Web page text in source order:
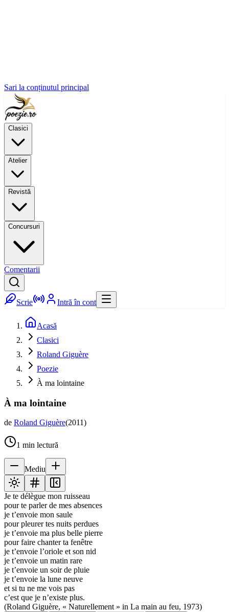
Sari la conținutul principal
Clasici
Atelier
Revistă
Concursuri
Comentarii
Scrie Intră în cont
Acasă
Clasici
Roland Giguère
Poezie
À ma lointaine
À ma lointaine
de Roland Giguère(2011)
1 min lectură
Mediu
Je te délègue mon ruisseau
pour te parler de mes absences
je t’envoie mon saule
pour pleurer tes nuits perdues
je t’envoie ma plus belle pierre
pour faire chanter ta fenêtre
je t’envoie l’oriole et son nid
je t’envoie un matin rare
je t’envoie un soir de pluie
je t’envoie la lune neuve
et si tu ne me vois pas
c’est que je n’existe plus.
(Roland Giguère, « Naturellement » in La main au feu, 1973)